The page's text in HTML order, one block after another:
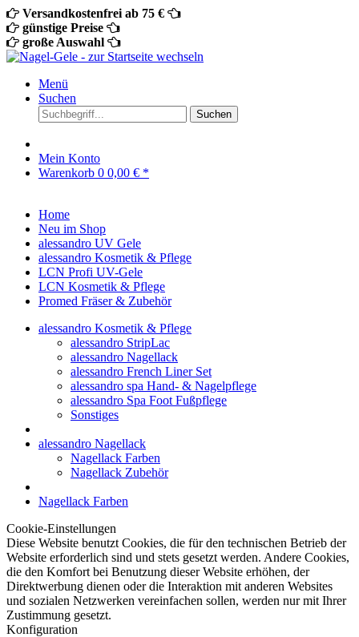
Versandkostenfrei ab 75 €
günstige Preise
große Auswahl
Menü
Suchen
Suchen
Mein Konto
Warenkorb 0 0,00 € *
Home
Neu im Shop
alessandro UV Gele
alessandro Kosmetik & Pflege
LCN Profi UV-Gele
LCN Kosmetik & Pflege
Promed Fräser & Zubehör
alessandro Kosmetik & Pflege
alessandro StripLac
alessandro Nagellack
alessandro French Liner Set
alessandro spa Hand- & Nagelpflege
alessandro Spa Foot Fußpflege
Sonstiges
alessandro Nagellack
Nagellack Farben
Nagellack Zubehör
Nagellack Farben
Cookie-Einstellungen
Diese Website benutzt Cookies, die für den technischen Betrieb der
Website erforderlich sind und stets gesetzt werden. Andere Cookies,
die den Komfort bei Benutzung dieser Website erhöhen, der
Direktwerbung dienen oder die Interaktion mit anderen Websites
und sozialen Netzwerken vereinfachen sollen, werden nur mit Ihrer
Zustimmung gesetzt.
Konfiguration